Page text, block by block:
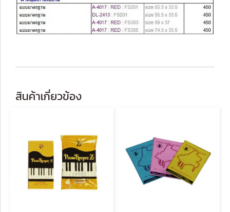
สินค้าเกี่ยวข้อง